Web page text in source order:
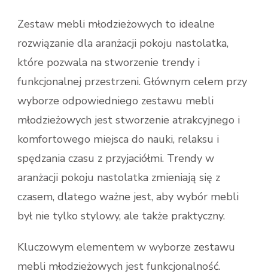
Zestaw mebli młodzieżowych to idealne
rozwiązanie dla aranżacji pokoju nastolatka,
które pozwala na stworzenie trendy i
funkcjonalnej przestrzeni. Głównym celem przy
wyborze odpowiedniego zestawu mebli
młodzieżowych jest stworzenie atrakcyjnego i
komfortowego miejsca do nauki, relaksu i
spędzania czasu z przyjaciółmi. Trendy w
aranżacji pokoju nastolatka zmieniają się z
czasem, dlatego ważne jest, aby wybór mebli
był nie tylko stylowy, ale także praktyczny.
Kluczowym elementem w wyborze zestawu
mebli młodzieżowych jest funkcjonalność.